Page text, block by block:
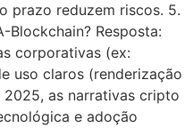
prazo reduzem riscos. 5.
Blockchain? Resposta:
corporativas (ex:
uso claros (renderização
2025, as narrativas cripto
e adoção